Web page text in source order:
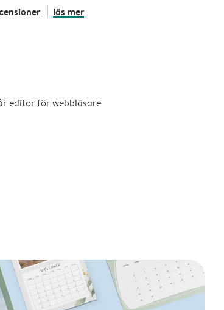
läs mer
editor för webbläsare